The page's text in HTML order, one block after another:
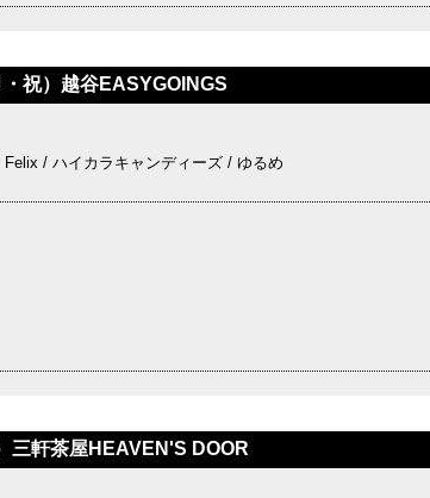
祝）越谷EASYGOINGS
Felix / ハイカラキャンディーズ / ゆるめ
三軒茶屋HEAVEN'S DOOR